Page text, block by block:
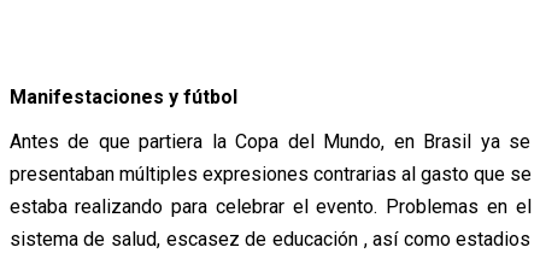
Manifestaciones y fútbol
Antes de que partiera la Copa del Mundo, en Brasil ya se
presentaban múltiples expresiones contrarias al gasto que se
estaba realizando para celebrar el evento. Problemas en el
sistema de salud, escasez de educación , así como estadios